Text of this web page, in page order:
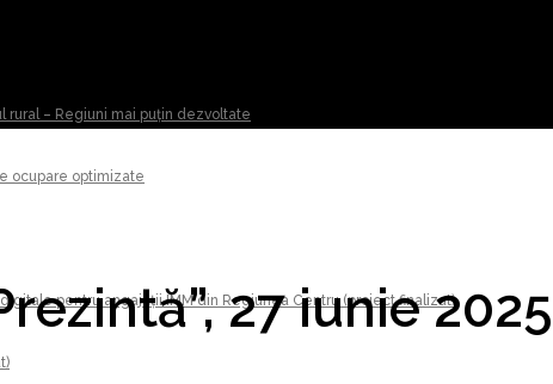
rural – Regiuni mai puțin dezvoltate
ocupare optimizate
pentru angajații IMM din Regiunea Centru (proiect finalizat)
27 iunie